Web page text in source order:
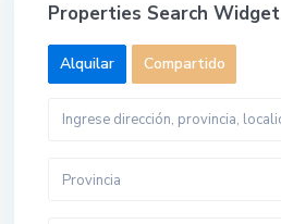
Properties Search Widget
Alquilar Compartido
Provincia